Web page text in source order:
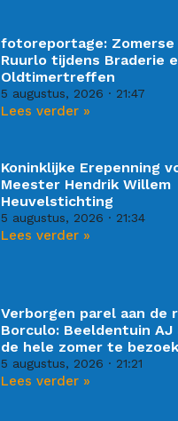
fotoreportage:
Ruurlo tijdens Braderie
Oldtimertreffen
5 augustus, 2026 21:47
Lees verder »
Koninklijke Erepenning
Meester Hendrik Willem
Heuvelstichting
5 augustus, 2026 21:34
Lees verder »
Verborgen parel aan de
Borculo: Beeldentuin AJ
de hele zomer te
5 augustus, 2026 21:21
Lees verder »